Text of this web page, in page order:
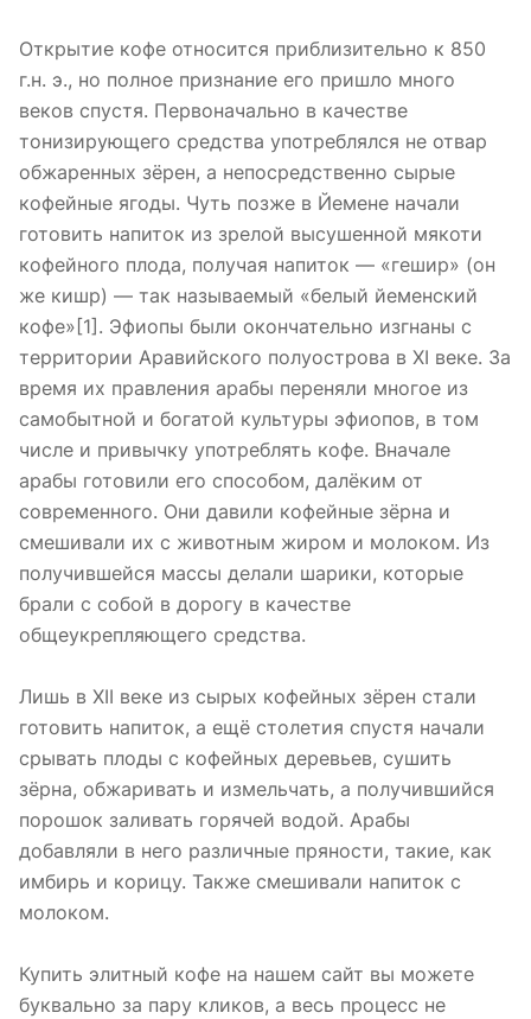
Открытие кофе относится приблизительно к 850
г.н. э., но полное признание его пришло много
веков спустя. Первоначально в качестве
тонизирующего средства употреблялся не отвар
обжаренных зёрен, а непосредственно сырые
кофейные ягоды. Чуть позже в Йемене начали
готовить напиток из зрелой высушенной мякоти
кофейного плода, получая напиток — «гешир» (он
же кишр) — так называемый «белый йеменский
кофе»[1]. Эфиопы были окончательно изгнаны с
территории Аравийского полуострова в XI веке. За
время их правления арабы переняли многое из
самобытной и богатой культуры эфиопов, в том
числе и привычку употреблять кофе. Вначале
арабы готовили его способом, далёким от
современного. Они давили кофейные зёрна и
смешивали их с животным жиром и молоком. Из
получившейся массы делали шарики, которые
брали с собой в дорогу в качестве
общеукрепляющего средства.
Лишь в XII веке из сырых кофейных зёрен стали
готовить напиток, а ещё столетия спустя начали
срывать плоды с кофейных деревьев, сушить
зёрна, обжаривать и измельчать, а получившийся
порошок заливать горячей водой. Арабы
добавляли в него различные пряности, такие, как
имбирь и корицу. Также смешивали напиток с
молоком.
Купить элитный кофе на нашем сайт вы можете
буквально за пару кликов, а весь процесс не